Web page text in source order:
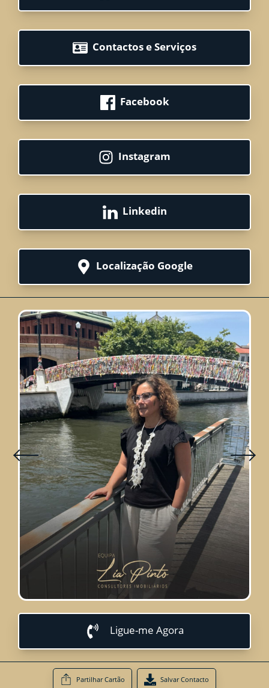
Contactos e Serviços
Facebook
Instagram
Linkedin
Localização Google
Ligue-me Agora
Partilhar Cartão Salvar Contacto